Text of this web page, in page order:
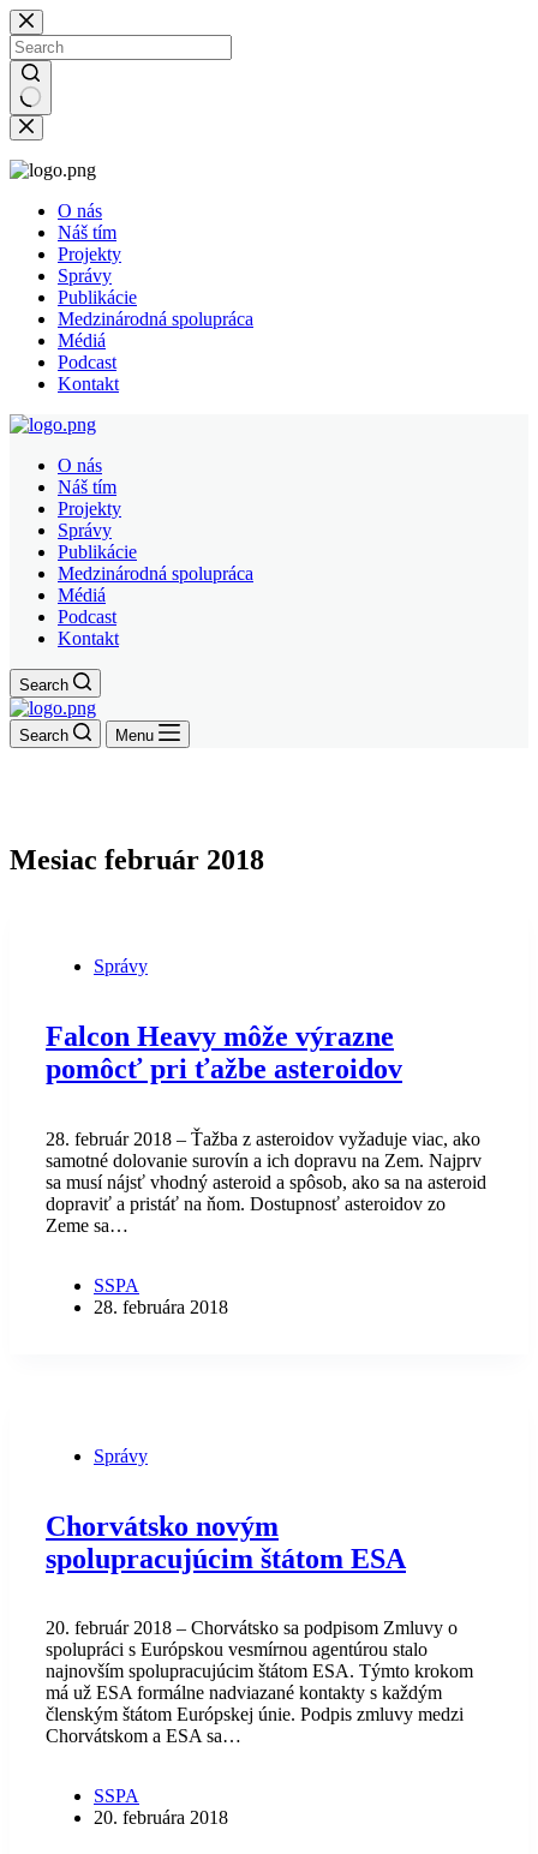
O nás
Náš tím
Projekty
Správy
Publikácie
Medzinárodná spolupráca
Médiá
Podcast
Kontakt
O nás
Náš tím
Projekty
Správy
Publikácie
Medzinárodná spolupráca
Médiá
Podcast
Kontakt
Search
Search Menu
Mesiac február 2018
Správy
Falcon Heavy môže výrazne
pomôcť pri ťažbe asteroidov
28. február 2018 – Ťažba z asteroidov vyžaduje viac, ako
samotné dolovanie surovín a ich dopravu na Zem. Najprv
sa musí nájsť vhodný asteroid a spôsob, ako sa na asteroid
dopraviť a pristáť na ňom. Dostupnosť asteroidov zo
Zeme sa…
SSPA
28. februára 2018
Správy
Chorvátsko novým
spolupracujúcim štátom ESA
20. február 2018 – Chorvátsko sa podpisom Zmluvy o
spolupráci s Európskou vesmírnou agentúrou stalo
najnovším spolupracujúcim štátom ESA. Týmto krokom
má už ESA formálne nadviazané kontakty s každým
členským štátom Európskej únie. Podpis zmluvy medzi
Chorvátskom a ESA sa…
SSPA
20. februára 2018